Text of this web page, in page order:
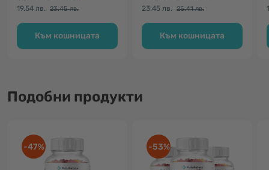
19.54 лв. 23.45 лв.
Към кошницата
23.45 лв. 25.41 лв.
Към кошницата
Подобни продукти
-47% -53%